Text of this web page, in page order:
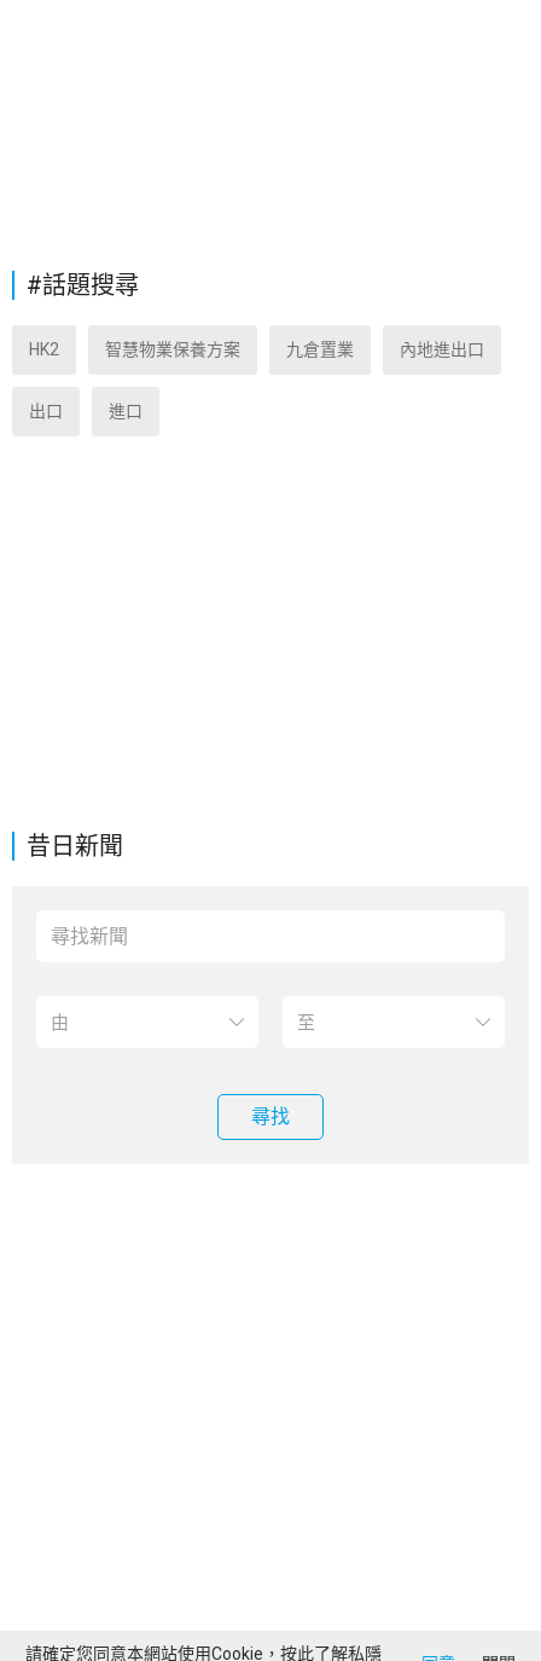
昔日新聞
尋找
#話題搜尋
HK2 智慧物業保養方案 九倉置業 內地進出口
出口 進口
請確定您同意本網站使用Cookie，按此了解私隱